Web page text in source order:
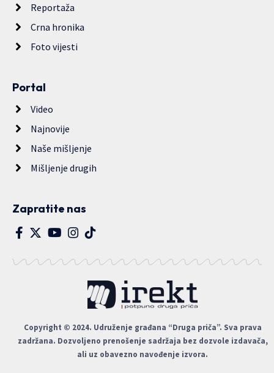
Reportaža
Crna hronika
Foto vijesti
Portal
Video
Najnovije
Naše mišljenje
Mišljenje drugih
Zapratite nas
Copyright © 2024. Udruženje građana “Druga priča”. Sva prava
zadržana. Dozvoljeno prenošenje sadržaja bez dozvole izdavača,
ali uz obavezno navođenje izvora.